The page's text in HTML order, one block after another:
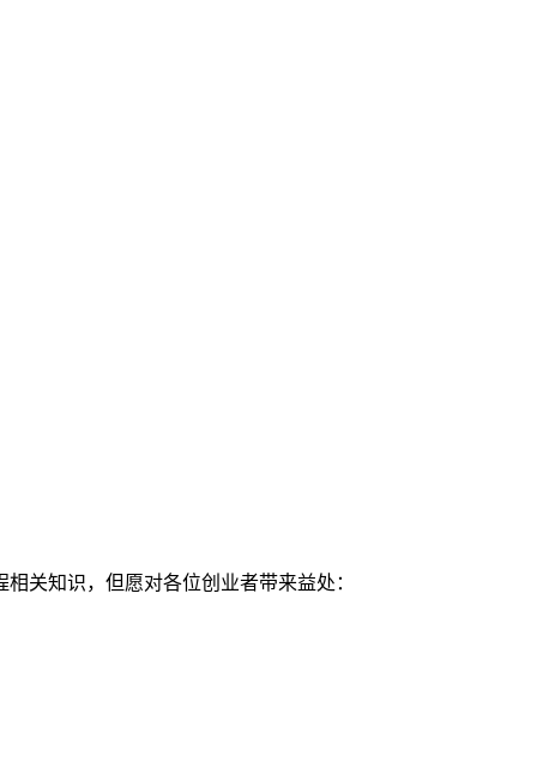
关知识，但愿对各位创业者带来益处：